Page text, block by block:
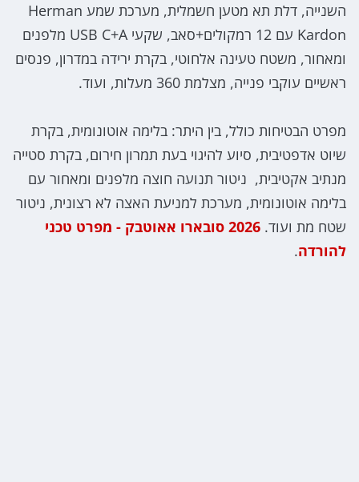
השנייה, דלת תא מטען חשמלית, מערכת שמע Herman
Kardon עם 12 רמקולים+סאב, שקעי USB C+A מלפנים
ומאחור, משטח טעינה אלחוטי, בקרת ירידה במדרון, פנסים
ראשיים עוקבי פנייה, מצלמת 360 מעלות, ועוד.
מפרט הבטיחות כולל, בין היתר: בלימה אוטונומית, בקרת
שיוט אדפטיבית, סיוע להיגוי בעת תמרון חירום, בקרת סטייה
מנתיב אקטיבית, ניטור תנועה חוצה מלפנים ומאחור עם
בלימה אוטונומית, מערכת למניעת האצה לא רצונית, ניטור
שטח מת ועוד.
2026 סובארו אאוטבק - מפרט טכני
להורדה.